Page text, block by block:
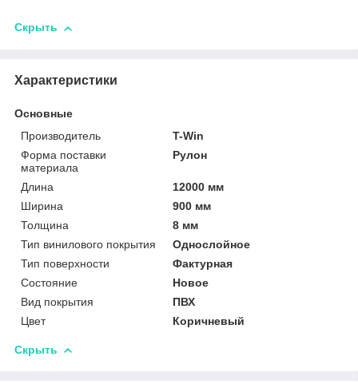
Скрыть
Характеристики
Основные
Производитель
T-Win
Форма поставки
материала
Рулон
Длина
12000 мм
Ширина
900 мм
Толщина
8 мм
Тип винилового покрытия
Однослойное
Тип поверхности
Фактурная
Состояние
Новое
Вид покрытия
ПВХ
Цвет
Коричневый
Скрыть